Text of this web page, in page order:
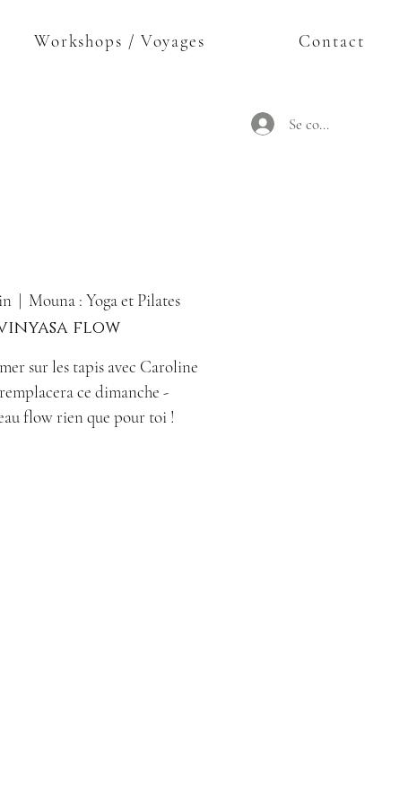
Se connecter
Workshops / Voyages Contact
  |
Mouna : Yoga et Pilates
flow
sur les tapis avec Caroline
ce dimanche -
flow rien que pour toi !